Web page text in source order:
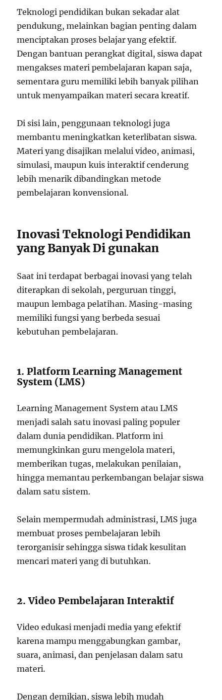
Teknologi pendidikan bukan sekadar alat
pendukung, melainkan bagian penting dalam
menciptakan proses belajar yang efektif.
Dengan bantuan perangkat digital, siswa dapat
mengakses materi pembelajaran kapan saja,
sementara guru memiliki lebih banyak pilihan
untuk menyampaikan materi secara kreatif.
Di sisi lain, penggunaan teknologi juga
membantu meningkatkan keterlibatan siswa.
Materi yang disajikan melalui video, animasi,
simulasi, maupun kuis interaktif cenderung
lebih menarik dibandingkan metode
pembelajaran konvensional.
Inovasi Teknologi Pendidikan
yang Banyak Di gunakan
Saat ini terdapat berbagai inovasi yang telah
diterapkan di sekolah, perguruan tinggi,
maupun lembaga pelatihan. Masing-masing
memiliki fungsi yang berbeda sesuai
kebutuhan pembelajaran.
1. Platform Learning Management
System (LMS)
Learning Management System atau LMS
menjadi salah satu inovasi paling populer
dalam dunia pendidikan. Platform ini
memungkinkan guru mengelola materi,
memberikan tugas, melakukan penilaian,
hingga memantau perkembangan belajar siswa
dalam satu sistem.
Selain mempermudah administrasi, LMS juga
membuat proses pembelajaran lebih
terorganisir sehingga siswa tidak kesulitan
mencari materi yang di butuhkan.
2. Video Pembelajaran Interaktif
Video edukasi menjadi media yang efektif
karena mampu menggabungkan gambar,
suara, animasi, dan penjelasan dalam satu
materi.
Dengan demikian, siswa lebih mudah